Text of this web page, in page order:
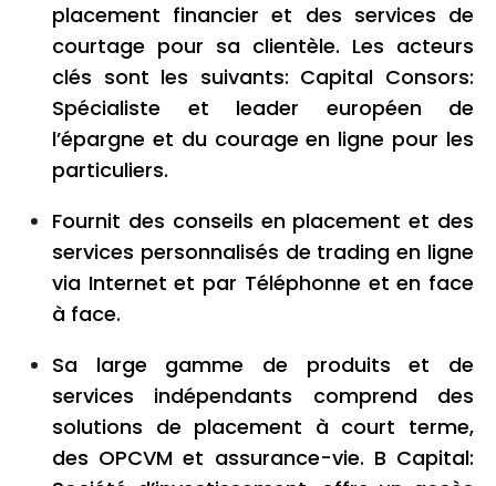
placement financier et des services de
courtage pour sa clientèle. Les acteurs
clés sont les suivants: Capital Consors:
Spécialiste et leader européen de
l’épargne et du courage en ligne pour les
particuliers.
Fournit des conseils en placement et des
services personnalisés de trading en ligne
via Internet et par Téléphonne et en face
à face.
Sa large gamme de produits et de
services indépendants comprend des
solutions de placement à court terme,
des OPCVM et assurance-vie. B Capital: